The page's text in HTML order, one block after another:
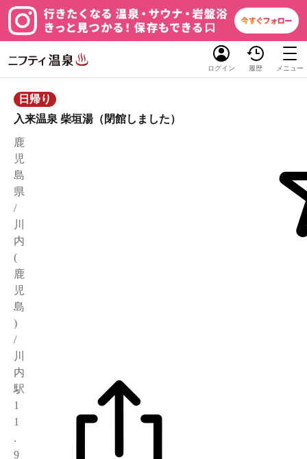
ログイン 履歴 メニュー
日帰り
入来温泉 柴垣湯（閉館しました）
鹿
児
島
県
/
川
内
(
鹿
児
島
)
/
川
内
駅
1
1
.
9